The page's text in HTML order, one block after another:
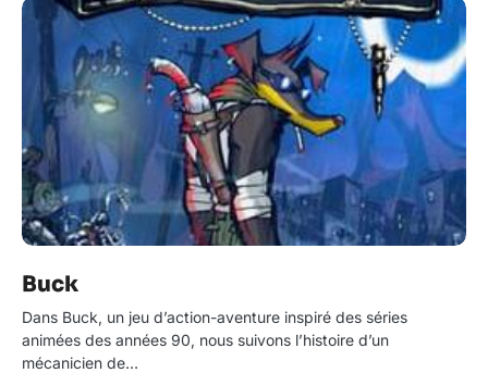
Buck
Dans Buck, un jeu d’action-aventure inspiré des séries
animées des années 90, nous suivons l’histoire d’un
mécanicien de…